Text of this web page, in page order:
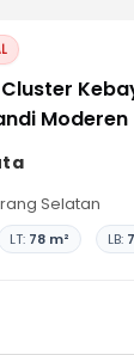
Moderen
Selatan
LT: 78 m² LB: